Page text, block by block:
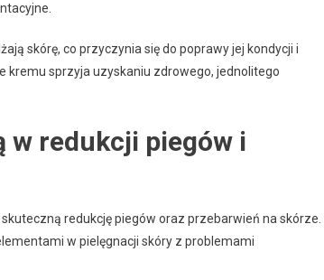
skórę, co przyczynia się do poprawy jej kondycji i
kremu sprzyja uzyskaniu zdrowego, jednolitego
w redukcji piegów i
redukcję piegów oraz przebarwień na skórze.
w pielęgnacji skóry z problemami